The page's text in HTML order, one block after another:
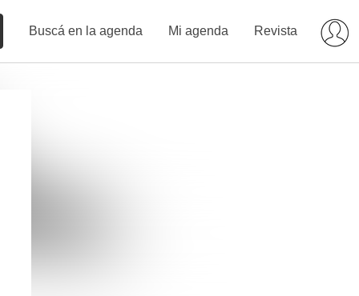
Buscá en la agenda Mi agenda Revista